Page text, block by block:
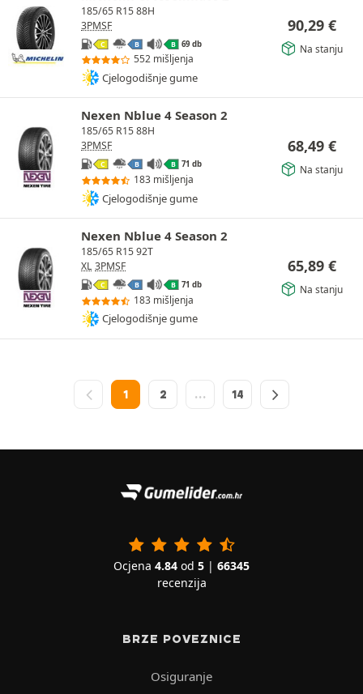
185/65 R15 88H
3PMSF
C B B 69 db
552 mišljenja
Cjelogodišnje gume
90,29 €
Na stanju
Nexen Nblue 4 Season 2
185/65 R15 88H
3PMSF
C B B 71 db
183 mišljenja
Cjelogodišnje gume
68,49 €
Na stanju
Nexen Nblue 4 Season 2
185/65 R15 92T
XL 3PMSF
C B B 71 db
183 mišljenja
Cjelogodišnje gume
65,89 €
Na stanju
1 2 … 14
Ocjena 4.84 od 5 | 66345
recenzija
BRZE POVEZNICE
Osiguranje